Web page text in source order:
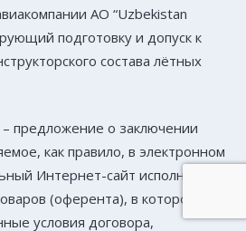
АО “Uzbekistan
подготовку и допуск к
состава лётных
– предложение о заключении
как правило, в электронном
Интернет-сайт исполнителя
(оферента), в котором
условия договора,